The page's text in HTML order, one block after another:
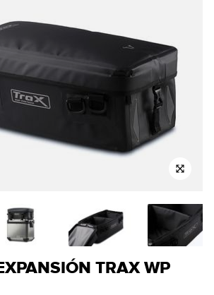
TRAX WP